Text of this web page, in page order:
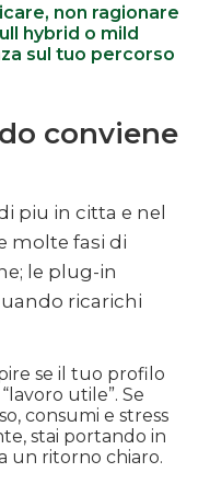
non ragionare
hybrid o mild
sul tuo percorso
conviene
piu in citta e nel
molte fasi di
le plug-in
ricarichi
se il tuo profilo
utile”. Se
consumi e stress
stai portando in
un ritorno chiaro.